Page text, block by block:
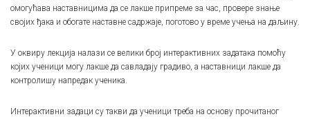
омогућава наставницима да се лакше припреме за час, провере знање
својих ђака и обогате наставне садржаје, поготово у време учења на даљину.
У оквиру лекција налази се велики број интерактивних задатака помоћу
којих ученици могу лакше да савладају градиво, а наставници лакше да
контролишу напредак ученика.
Интерактивни задаци су такви да ученици треба на основу прочитаног